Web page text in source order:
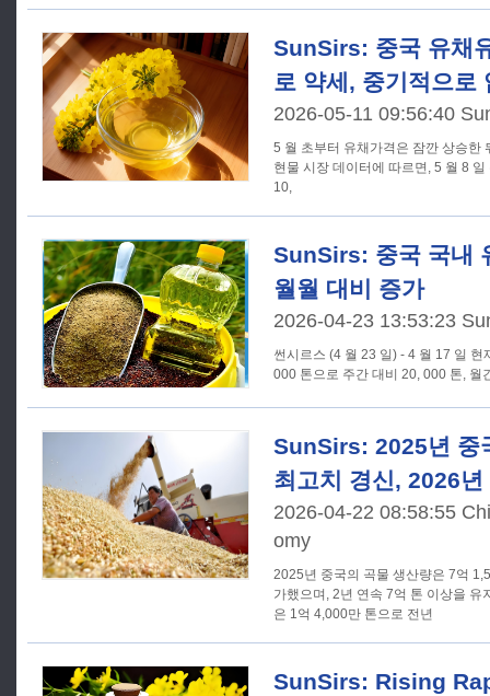
SunSirs: 중국 유채
로 약세, 중기적으로
2026-05-11 09:56:40
5 월 초부터 유채가격은 잠깐 상승한
현물 시장 데이터에 따르면, 5 월 8
10,
SunSirs: 중국 국내
월월 대비 증가
2026-04-23 13:53:23
썬시르스 (4 월 23 일) - 4 월 17 일
000 톤으로 주간 대비 20, 000 톤, 월
SunSirs: 2025년 중
최고치 경신, 2026
2026-04-22 08:58:55
omy
2025년 중국의 곡물 생산량은 7억
가했으며, 2년 연속 7억 톤 이상을 유
은 1억 4,000만 톤으로 전년
SunSirs: Rising